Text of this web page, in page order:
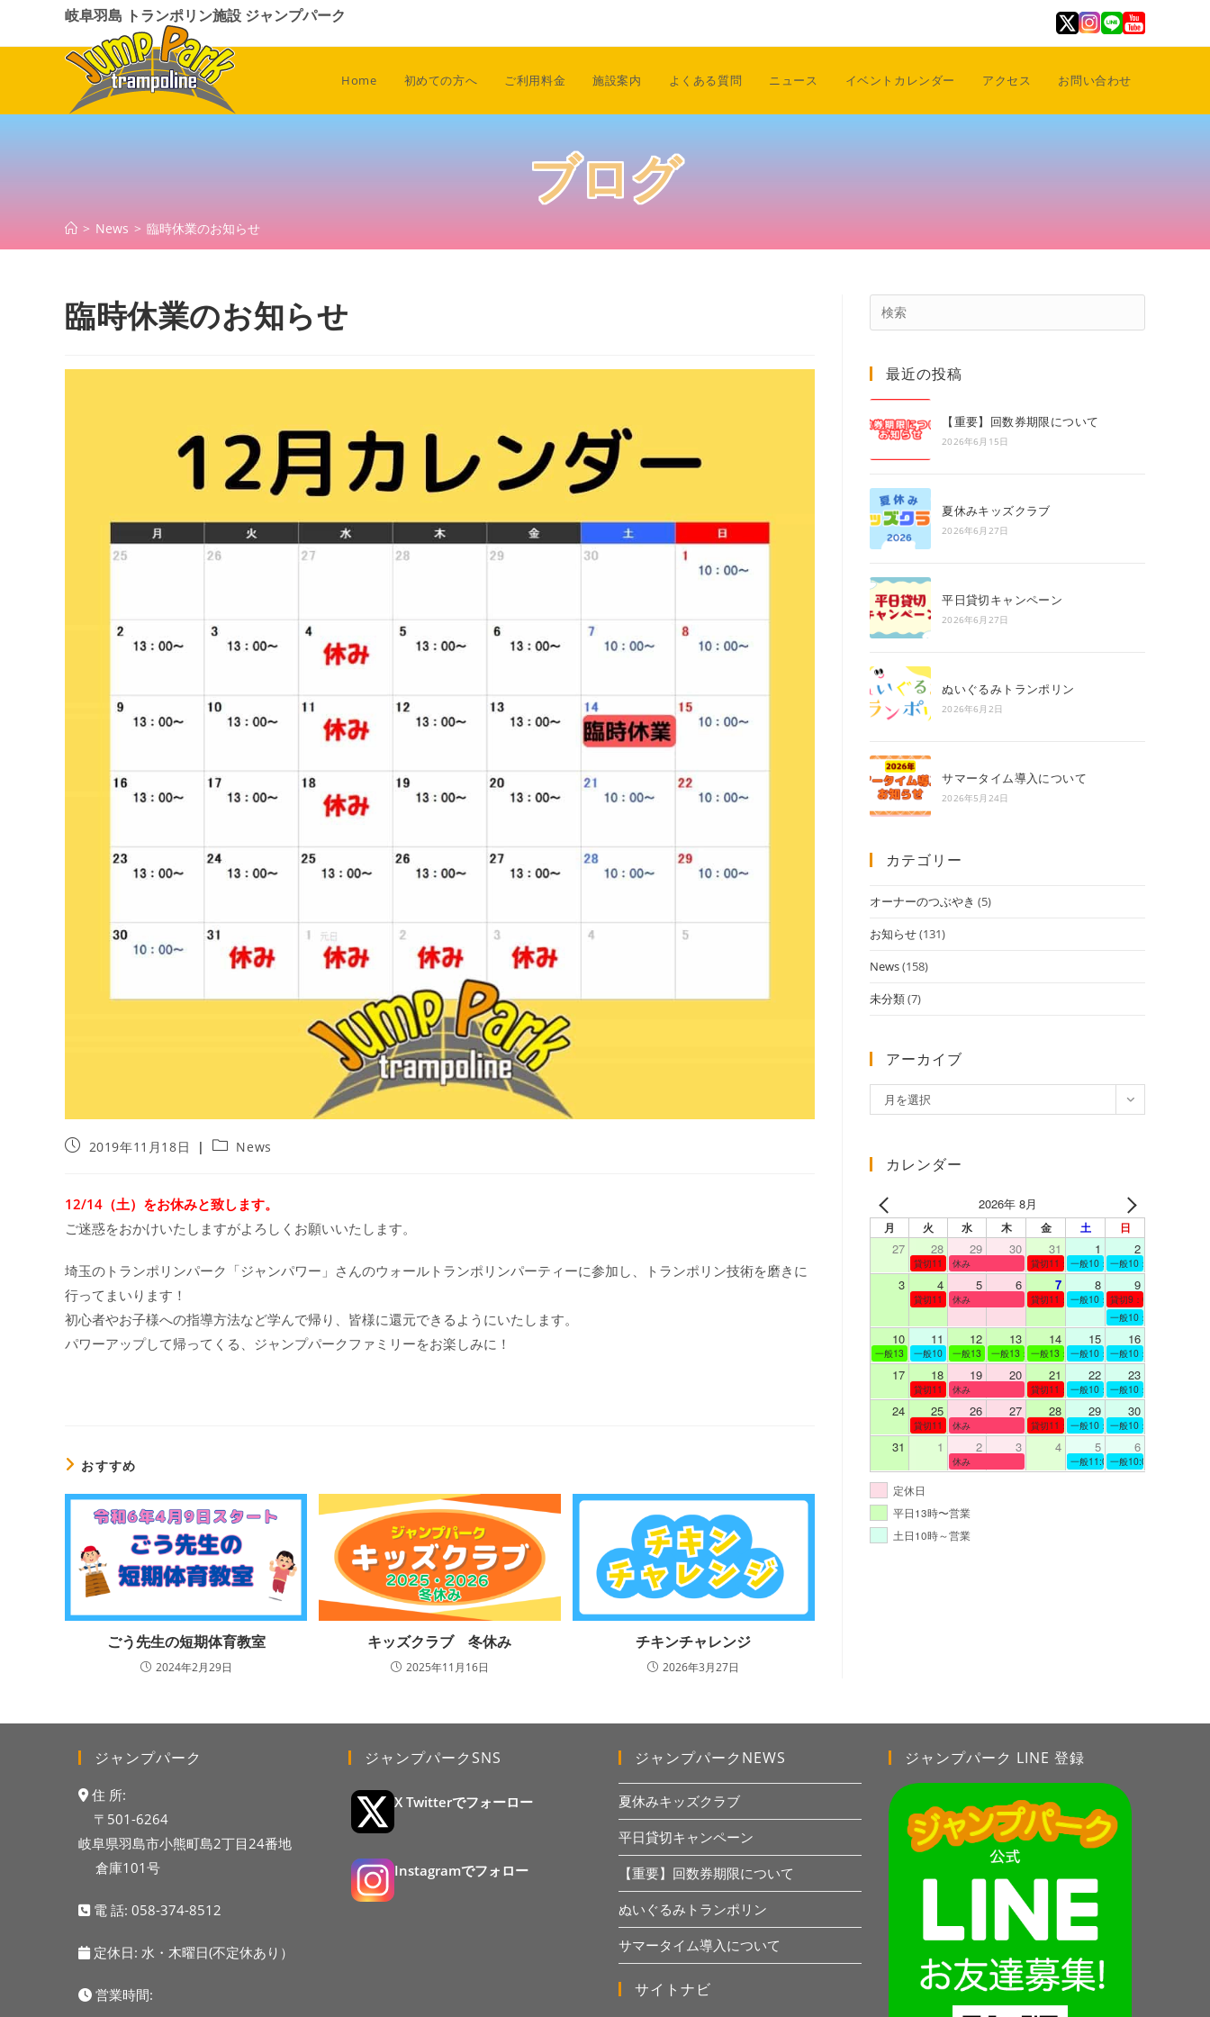
岐阜羽島 トランポリン施設 ジャンプパーク
Home 初めての方へ ご利用料金 施設案内 よくある質問 ニュース イベントカレンダー アクセス お問い合わせ
ブログ
> News > 臨時休業のお知らせ
臨時休業のお知らせ
投
開
日:
2019年11月18日
投
テ
ゴ
リ
News
12/14（土）をお休みと致します。
ご迷惑をおかけいたしますがよろしくお願いいたします。
埼玉のトランポリンパーク「ジャンパワー」さんのウォールトランポリンパーティーに参加し、トランポリン技術を磨きに
行ってまいります！
初心者やお子様への指導方法など学んで帰り、皆様に還元できるようにいたします。
パワーアップして帰ってくる、ジャンプパークファミリーをお楽しみに！
おすすめ
ごう先生の短期体育教室
2024年2月29日
キッズクラブ 冬休み
2025年11月16日
チキンチャレンジ
2026年3月27日
Escape
最近の投稿
【重要】回数券期限について
2026年6月15日
夏休みキッズクラブ
2026年6月27日
平日貸切キャンペーン
2026年6月27日
ぬいぐるみトランポリン
2026年6月2日
サマータイム導入について
2026年5月24日
カテゴリー
オーナーのつぶやき (5)
お知らせ(131)
News(158)
未分類(7)
アーカイブ
ー
イ
月を選択
カレンダー
2026年 8月
月 火 水 木 金 土 日
27 28 29 30 31 1 2
貸切11：00～12：00
休み 貸切11：00～12：00
一般10：00～19：00一般10：00～19：00
3 4 5 6 7 8 9
貸切11：00～12：00
休み 貸切11：00～12：00
一般10：00～19：00
貸切9：00～10：00
一般10：00～19：00
10 11 12 13 14 15 16
一般13：00～19：00
一般10：00～19：00
一般13：00～19：00
一般13：00～19：00
一般13：00～19：00
一般10：00～19：00一般10：00～19：00
17 18 19 20 21 22 23
貸切11：00～12：00
休み 貸切11：00～13：00
一般10：00～19：00一般10：00～19：00
24 25 26 27 28 29 30
貸切11：00～12：00
休み 貸切11：00～12：00
一般10：00～19：00一般10：00～19：00
31 1 2 3 4 5 6
休み 一般11:00～19:00一般10:00～19:00
定休日
平日13時〜営業
土日10時～営業
ジャンプパーク
住 所:
〒501-6264
岐阜県羽島市小熊町島2丁目24番地
倉庫101号
電 話: 058-374-8512
定休日: 水・木曜日(不定休あり）
営業時間:
ジャンプパークSNS
X Twitterでフォーロー
Instagramでフォロー
ジャンプパークNEWS
夏休みキッズクラブ
平日貸切キャンペーン
【重要】回数券期限について
ぬいぐるみトランポリン
サマータイム導入について
サイトナビ
ジャンプパーク LINE 登録